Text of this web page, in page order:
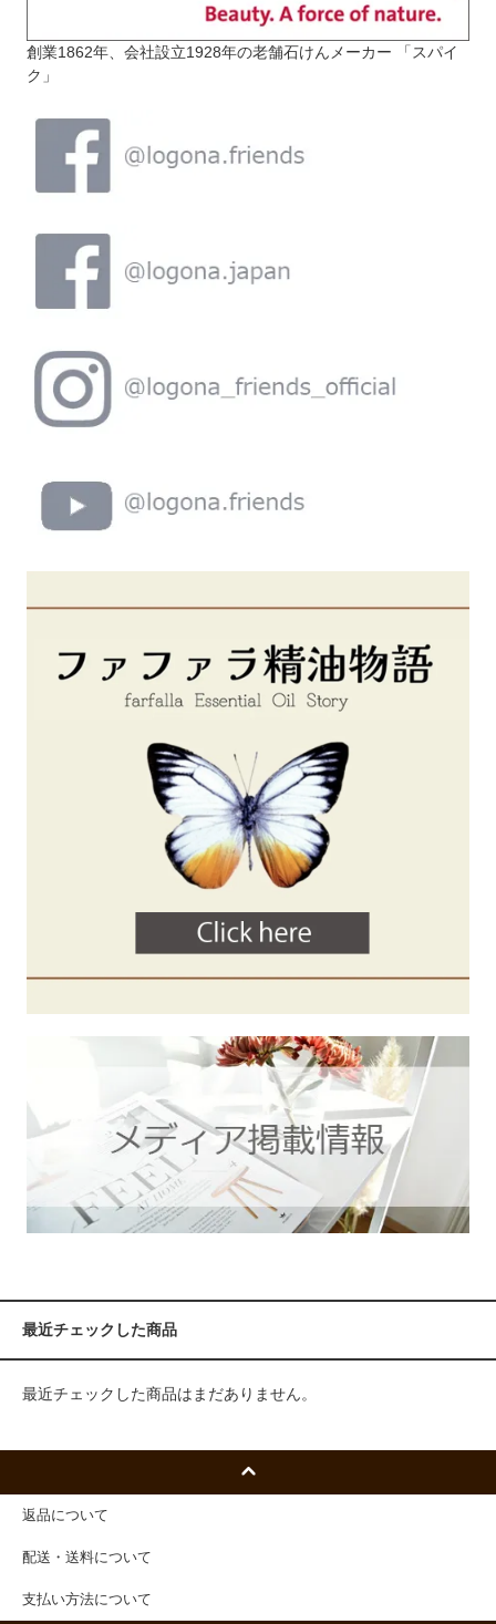
創業1862年、会社設立1928年の老舗石けんメーカー 「スパイ
ク」
最近チェックした商品
最近チェックした商品はまだありません。
返品について
配送・送料について
支払い方法について